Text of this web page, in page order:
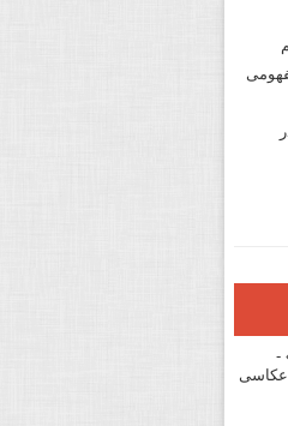
-
عکاسی